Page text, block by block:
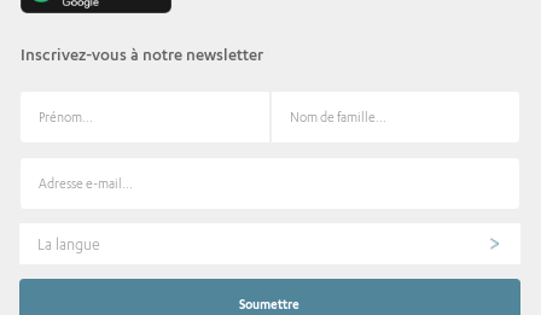
Inscrivez-vous à notre newsletter
La langue